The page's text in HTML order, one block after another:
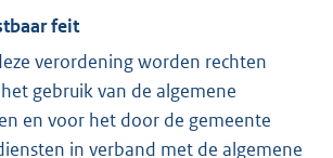
feit
verordening worden rechten
gebruik van de algemene
en voor het door de gemeente
in verband met de algemene